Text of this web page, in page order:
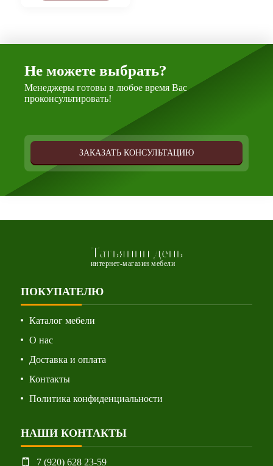
Не можете выбрать?
Менеджеры готовы в любое время Вас
проконсультировать!
ЗАКАЗАТЬ КОНСУЛЬТАЦИЮ
Татьянин день
интернет-магазин мебели
ПОКУПАТЕЛЮ
Каталог мебели
О нас
Доставка и оплата
Контакты
Политика конфиденциальности
НАШИ КОНТАКТЫ
7 (920) 628 23-59